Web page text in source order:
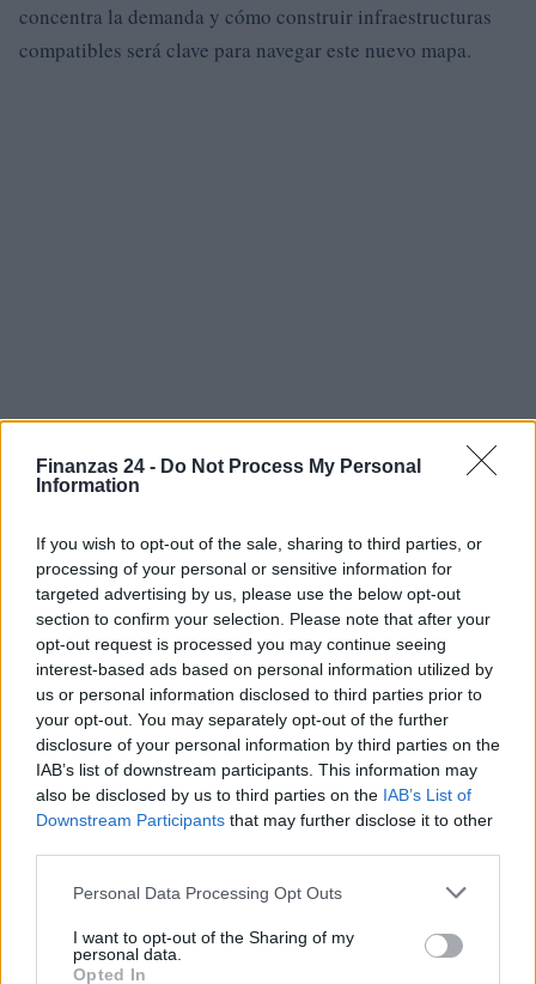
Finanzas 24 - Do Not Process My Personal
Information
If you wish to opt-out of the sale, sharing to third parties, or
processing of your personal or sensitive information for
targeted advertising by us, please use the below opt-out
section to confirm your selection. Please note that after your
opt-out request is processed you may continue seeing
interest-based ads based on personal information utilized by
us or personal information disclosed to third parties prior to
your opt-out. You may separately opt-out of the further
disclosure of your personal information by third parties on the
IAB’s list of downstream participants. This information may
also be disclosed by us to third parties on the IAB’s List of
Downstream Participants that may further disclose it to other
Please note that this website/app uses one or more Google
not limited to your visit or usage behaviour. You may click to
grant or deny consent to Google and its third-party tags to
Personal Data Processing Opt Outs
I want to opt-out of the Sharing of my
personal data.
Opted In
concentra la demanda y cómo construir infraestructuras
compatibles será clave para navegar este nuevo mapa.
AUTOR
María Vázquez
María Vázquez, zaragozana de 38 años con
gafas y mirada analítica, rememora haber
cubierto la crecida del Ebro en 2015 desde la
ribera del Actur. Afirma la necesidad de rigor y
contexto en cada pieza; es licenciada en
Historia por la Universidad de Zaragoza y
mantiene una columna semanal sobre vida
urbana y políticas públicas.